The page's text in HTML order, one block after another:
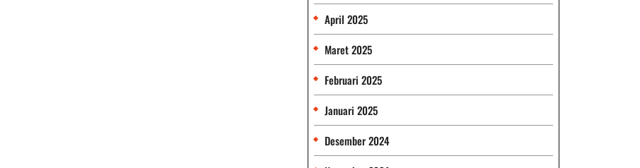
April 2025
Maret 2025
Februari 2025
Januari 2025
Desember 2024